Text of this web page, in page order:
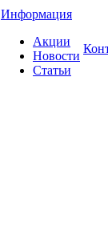
Информация
Акции
Новости
Статьи